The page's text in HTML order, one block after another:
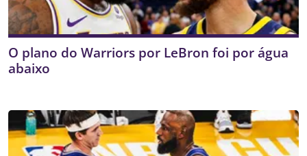
O plano do Warriors por LeBron foi por água
abaixo